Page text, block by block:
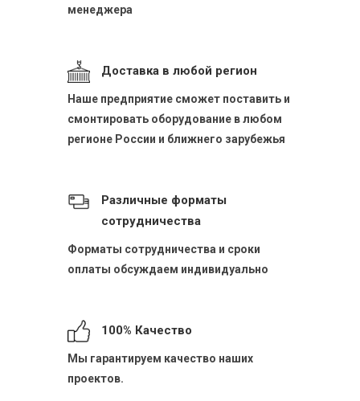
менеджера
Доставка в любой регион
Наше предприятие сможет поставить и
смонтировать оборудование в любом
регионе России и ближнего зарубежья
Различные форматы
сотрудничества
Форматы сотрудничества и сроки
оплаты обсуждаем индивидуально
100% Качество
Мы гарантируем качество наших
проектов.